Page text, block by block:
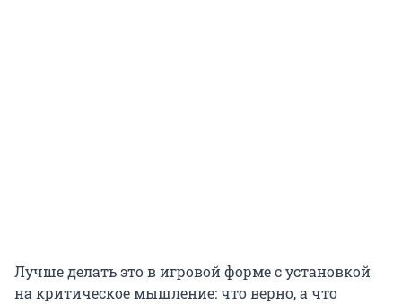
Лучше делать это в игровой форме с установкой
на критическое мышление: что верно, а что